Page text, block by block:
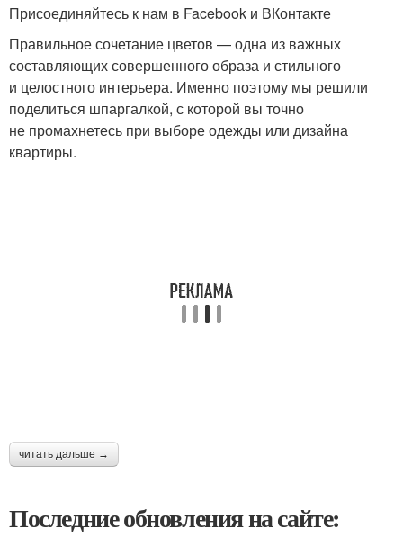
Присоединяйтесь к нам в Facebook и ВКонтакте
Правильное сочетание цветов — одна из важных
составляющих совершенного образа и стильного
и целостного интерьера. Именно поэтому мы решили
поделиться шпаргалкой, с которой вы точно
не промахнетесь при выборе одежды или дизайна
квартиры.
читать дальше →
Последние обновления на сайте: